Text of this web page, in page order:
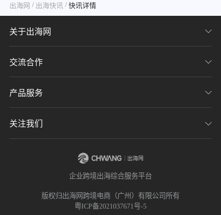
出海网 / 出海快讯 / 快讯详情
关于出海网
关于我们
加入我们
隐私协议
交流合作
联系我们
意见反馈
产品服务
CHWE全球跨境电商展
关注我们
企业跨境出海综合服务平台
版权归出海网跨境电商（广州）有限公司所有
粤ICP备2021037671号-5